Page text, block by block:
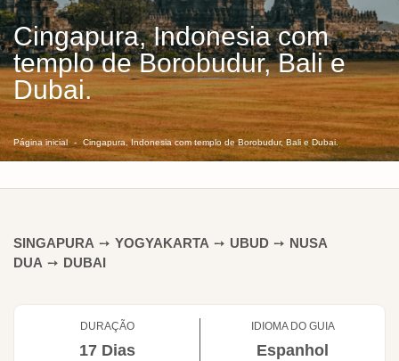
Cingapura, Indonesia com
templo de Borobudur, Bali e
Dubai.
Página inicial Cingapura, Indonesia com templo de Borobudur, Bali e Dubai.
SINGAPURA ➙ YOGYAKARTA ➙ UBUD ➙ NUSA
DUA ➙ DUBAI
DURAÇÃO
17 Dias
IDIOMA DO GUIA
Espanhol